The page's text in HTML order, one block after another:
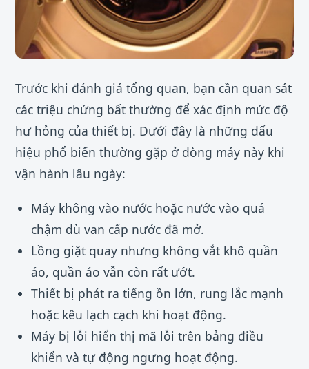
Trước khi đánh giá tổng quan, bạn cần quan sát
các triệu chứng bất thường để xác định mức độ
hư hỏng của thiết bị. Dưới đây là những dấu
hiệu phổ biến thường gặp ở dòng máy này khi
vận hành lâu ngày:
Máy không vào nước hoặc nước vào quá
chậm dù van cấp nước đã mở.
Lồng giặt quay nhưng không vắt khô quần
áo, quần áo vẫn còn rất ướt.
Thiết bị phát ra tiếng ồn lớn, rung lắc mạnh
hoặc kêu lạch cạch khi hoạt động.
Máy bị lỗi hiển thị mã lỗi trên bảng điều
khiển và tự động ngưng hoạt động.